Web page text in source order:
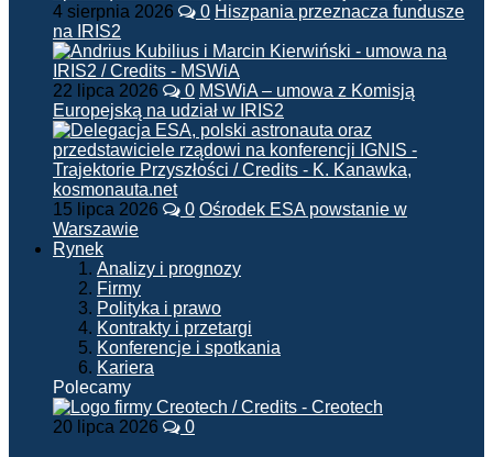
4 sierpnia 2026 0 Hiszpania przeznacza fundusze
na IRIS2
22 lipca 2026 0 MSWiA – umowa z Komisją
Europejską na udział w IRIS2
15 lipca 2026 0 Ośrodek ESA powstanie w
Warszawie
Rynek
Analizy i prognozy
Firmy
Polityka i prawo
Kontrakty i przetargi
Konferencje i spotkania
Kariera
Polecamy
20 lipca 2026 0